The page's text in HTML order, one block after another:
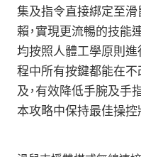
集及指令直接綁定至滑
賴，實現更流暢的技能
均按照人體工學原則進
程中所有按鍵都能在
及，有效降低手腕及手
本攻略中保持最佳操控